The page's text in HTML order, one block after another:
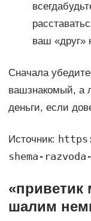
ваш «друг»
Сначала
вашзнакомый, а
деньги, если
Источник:
shema-
шалим